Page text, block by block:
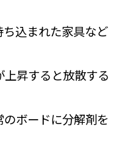
込まれた家具など
昇すると放散する
ボードに分解剤を